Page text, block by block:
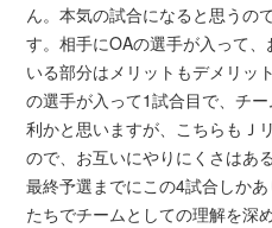
ん。本気の試合になると思うの
す。相手にOAの選手が入って
いる部分はメリットもデメリッ
の選手が入って1試合目で、チ
利かと思いますが、こちらもＪ
ので、お互いにやりにくさはあ
最終予選までにこの4試合しか
たちでチームとしての理解を深